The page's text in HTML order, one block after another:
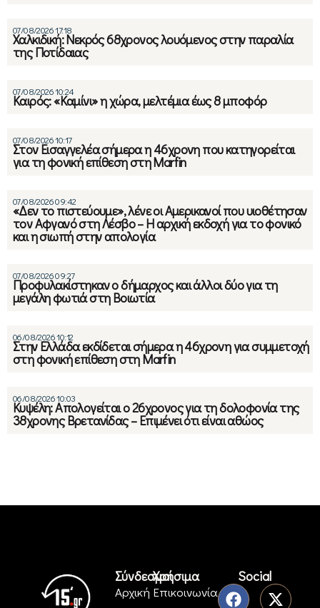
07/08/2026 17:18
Χαλκιδική: Νεκρός 68χρονος λουόμενος στην παραλία
της Ποτίδαιας
07/08/2026 10:24
Καιρός: «Καμίνι» η χώρα, μελτέμια έως 8 μποφόρ
07/08/2026 10:17
Στον Εισαγγελέα σήμερα η 46χρονη που κατηγορείται
για τη φονική επίθεση στη Marfin
07/08/2026 09:42
«Δεν το πιστεύουμε», λένε οι Αμερικανοί που υιοθέτησαν
τον Αφγανό στη Λέσβο – Η αρχική εκδοχή για το φονικό
και η σιωπή στην απολογία
07/08/2026 09:27
Προφυλακίστηκαν ο δήμαρχος και άλλοι δύο για τη
μεγάλη φωτιά στη Βοιωτία
06/08/2026 10:12
Στην Ελλάδα εκδίδεται σήμερα η 46χρονη για συμμετοχή
στη φονική επίθεση στη Marfin
06/08/2026 10:03
Κυψέλη: Απολογείται ο 26χρονος για τη δολοφονία της
38χρονης Βρετανίδας – Επιμένει ότι είναι αθώος
Σύνδεσμοι
Αρχική
Χρήσιμα
Επικοινωνία
Social